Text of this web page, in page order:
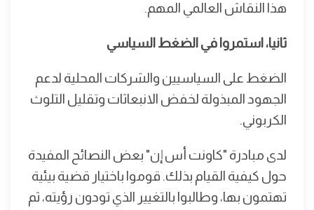
هذا النقاش العالمي المهم.
ثانيا، استمروا في الضغط السياسي
الضغط على السياسيين والشركات المحلية لدعم
الجهود المبذولة لخفض الانبعاثات وتقليل التلوث
الكربوني.
لدى مبادرة "كاونت أس إن" بعض النصائح المفيدة
حول كيفية القيام بذلك. قوموا باختيار قضية بيئية
تهتمون بها، وطالبوا بالتغيير الذي تودون رؤيته، ثم